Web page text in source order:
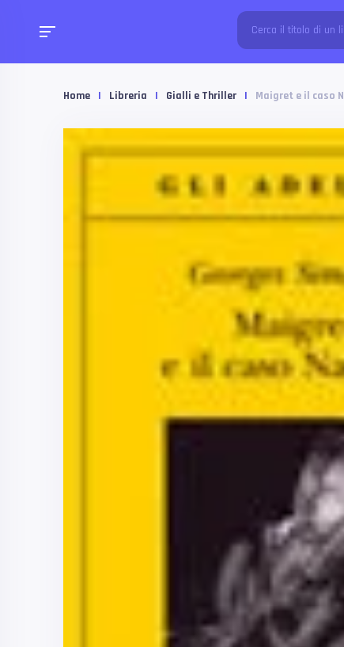
Home | Libreria | Gialli e Thriller | Maigret e il caso